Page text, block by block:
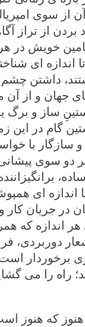
از سوی
از تراز
خویش در
اندازه ای
داشتن
جهان و از
ساز و
گام در این
با
دو سوی
ای
در جریان کار
که
برخوردار
را می
هنوز که هنوز